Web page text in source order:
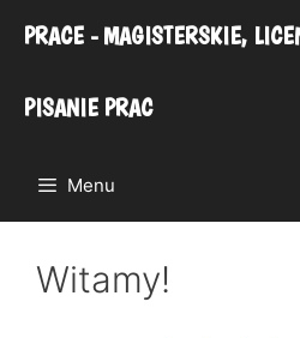
PRACE - MAGISTERSKIE,
PISANIE PRAC
Menu
Witamy!